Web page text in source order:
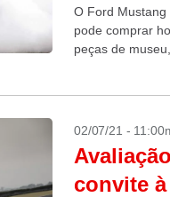
O Ford Mustang
pode comprar
peças de
02/07/21 -
convite